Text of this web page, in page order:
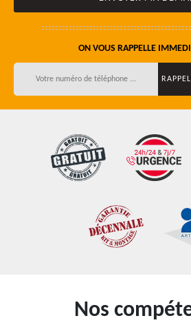
ON VOUS RAPPELLE
Nos